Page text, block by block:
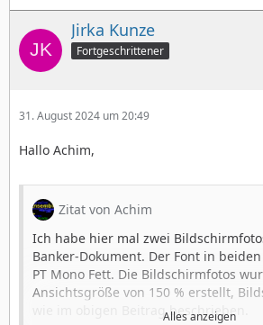
Jirka Kunze
Fortgeschrittener
31. August 2024 um 20:49
Hallo Achim,
Zitat von Achim
Ich habe hier mal zwei
Banker-Dokument. Der Font in
PT Mono Fett. Die Bildschirmfotos
Ansichtsgröße von 150 % erstellt,
wie im obigen Beitrag beschrieben.
Alles anzeigen